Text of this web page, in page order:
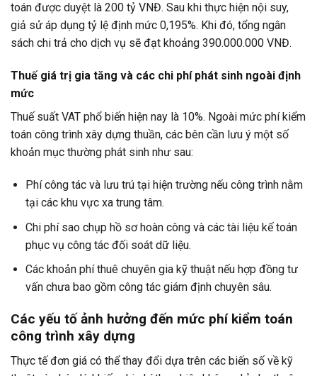
toán được duyệt là 200 tỷ VNĐ. Sau khi thực hiện nội suy,
giả sử áp dụng tỷ lệ định mức 0,195%. Khi đó, tổng ngân
sách chi trả cho dịch vụ sẽ đạt khoảng 390.000.000 VNĐ.
Thuế giá trị gia tăng và các chi phí phát sinh ngoài định
mức
Thuế suất VAT phổ biến hiện nay là 10%. Ngoài mức phí kiểm
toán công trình xây dựng thuần, các bên cần lưu ý một số
khoản mục thường phát sinh như sau:
Phí công tác và lưu trú tại hiện trường nếu công trình nằm
tại các khu vực xa trung tâm.
Chi phí sao chụp hồ sơ hoàn công và các tài liệu kế toán
phục vụ công tác đối soát dữ liệu.
Các khoản phí thuê chuyên gia kỹ thuật nếu hợp đồng tư
vấn chưa bao gồm công tác giám định chuyên sâu.
Các yếu tố ảnh hưởng đến mức phí kiểm toán
công trình xây dựng
Thực tế đơn giá có thể thay đổi dựa trên các biến số về kỹ